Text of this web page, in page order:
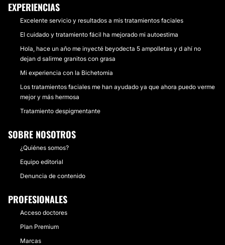
EXPERIENCIAS
Excelente servicio y resultados a mis tratamientos faciales
El cuidado y tratamiento fácil ha mejorado mi autoestima
Hola, hace un año me inyecté beyodecta 5 ampolletas y d ahí no
dejan d salirme granitos con grasa
Mi experiencia con la Bichetomia
Los tratamientos faciales me han ayudado ya que ahora puedo verme
mejor y más hermosa
Tratamiento despigmentante
SOBRE NOSOTROS
¿Quiénes somos?
Equipo editorial
Denuncia de contenido
PROFESIONALES
Acceso doctores
Plan Premium
Marcas